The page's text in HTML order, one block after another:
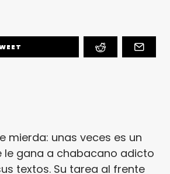
mierda: unas veces es un
le gana a chabacano adicto
textos. Su tarea al frente